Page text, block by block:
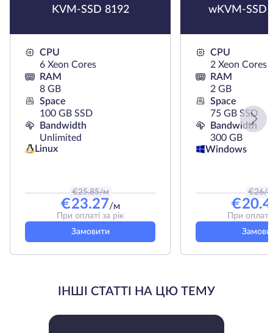
KVM-SSD 8192
CPU
6 Xeon Cores
RAM
8 GB
Space
100 GB SSD
Bandwidth
Unlimited
Linux
€25.85/м
€23.27/м
При оплаті за рік
Замовити
wKVM-SSD
CPU
2 Xeon Cores
RAM
2 GB
Space
75 GB SSD
Bandwidth
300 GB
Windows
€26/м
€
При оплаті
ІНШІ СТАТТІ НА ЦЮ ТЕМУ